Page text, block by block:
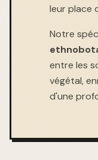
leur place
Notre
entre les
végétal,
d'une